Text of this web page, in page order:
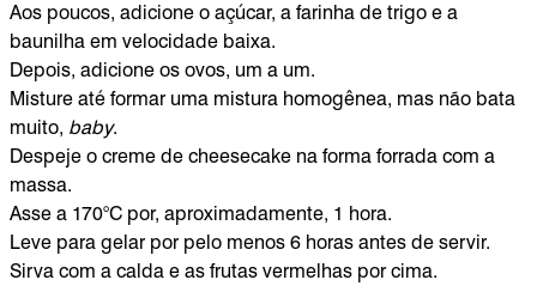
Aos poucos, adicione o açúcar, a farinha de trigo e a
baunilha em velocidade baixa.
Depois, adicione os ovos, um a um.
Misture até formar uma mistura homogênea, mas não bata
muito, baby.
Despeje o creme de cheesecake na forma forrada com a
massa.
Asse a 170°C por, aproximadamente, 1 hora.
Leve para gelar por pelo menos 6 horas antes de servir.
Sirva com a calda e as frutas vermelhas por cima.